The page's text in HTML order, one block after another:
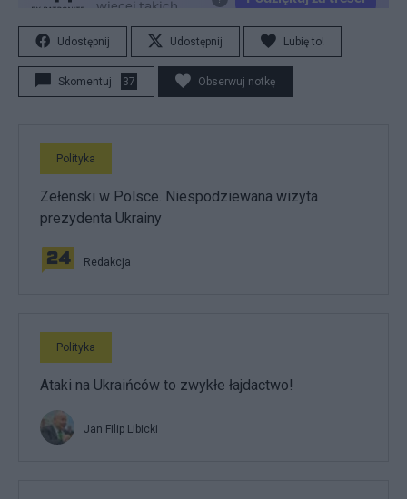
Udostępnij Udostępnij Lubię to!
Skomentuj 37 Obserwuj notkę
Polityka
Zełenski w Polsce. Niespodziewana wizyta
prezydenta Ukrainy
Redakcja
Polityka
Ataki na Ukraińców to zwykłe łajdactwo!
Jan Filip Libicki